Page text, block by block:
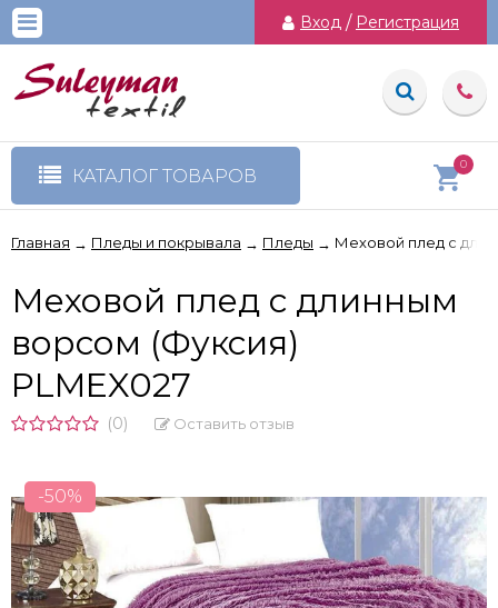
Вход / Регистрация
КАТАЛОГ ТОВАРОВ
0
Главная → Пледы и покрывала → Пледы → Меховой плед с
Меховой плед с длинным
ворсом (Фуксия)
PLMEX027
(0) Оставить отзыв
-50%